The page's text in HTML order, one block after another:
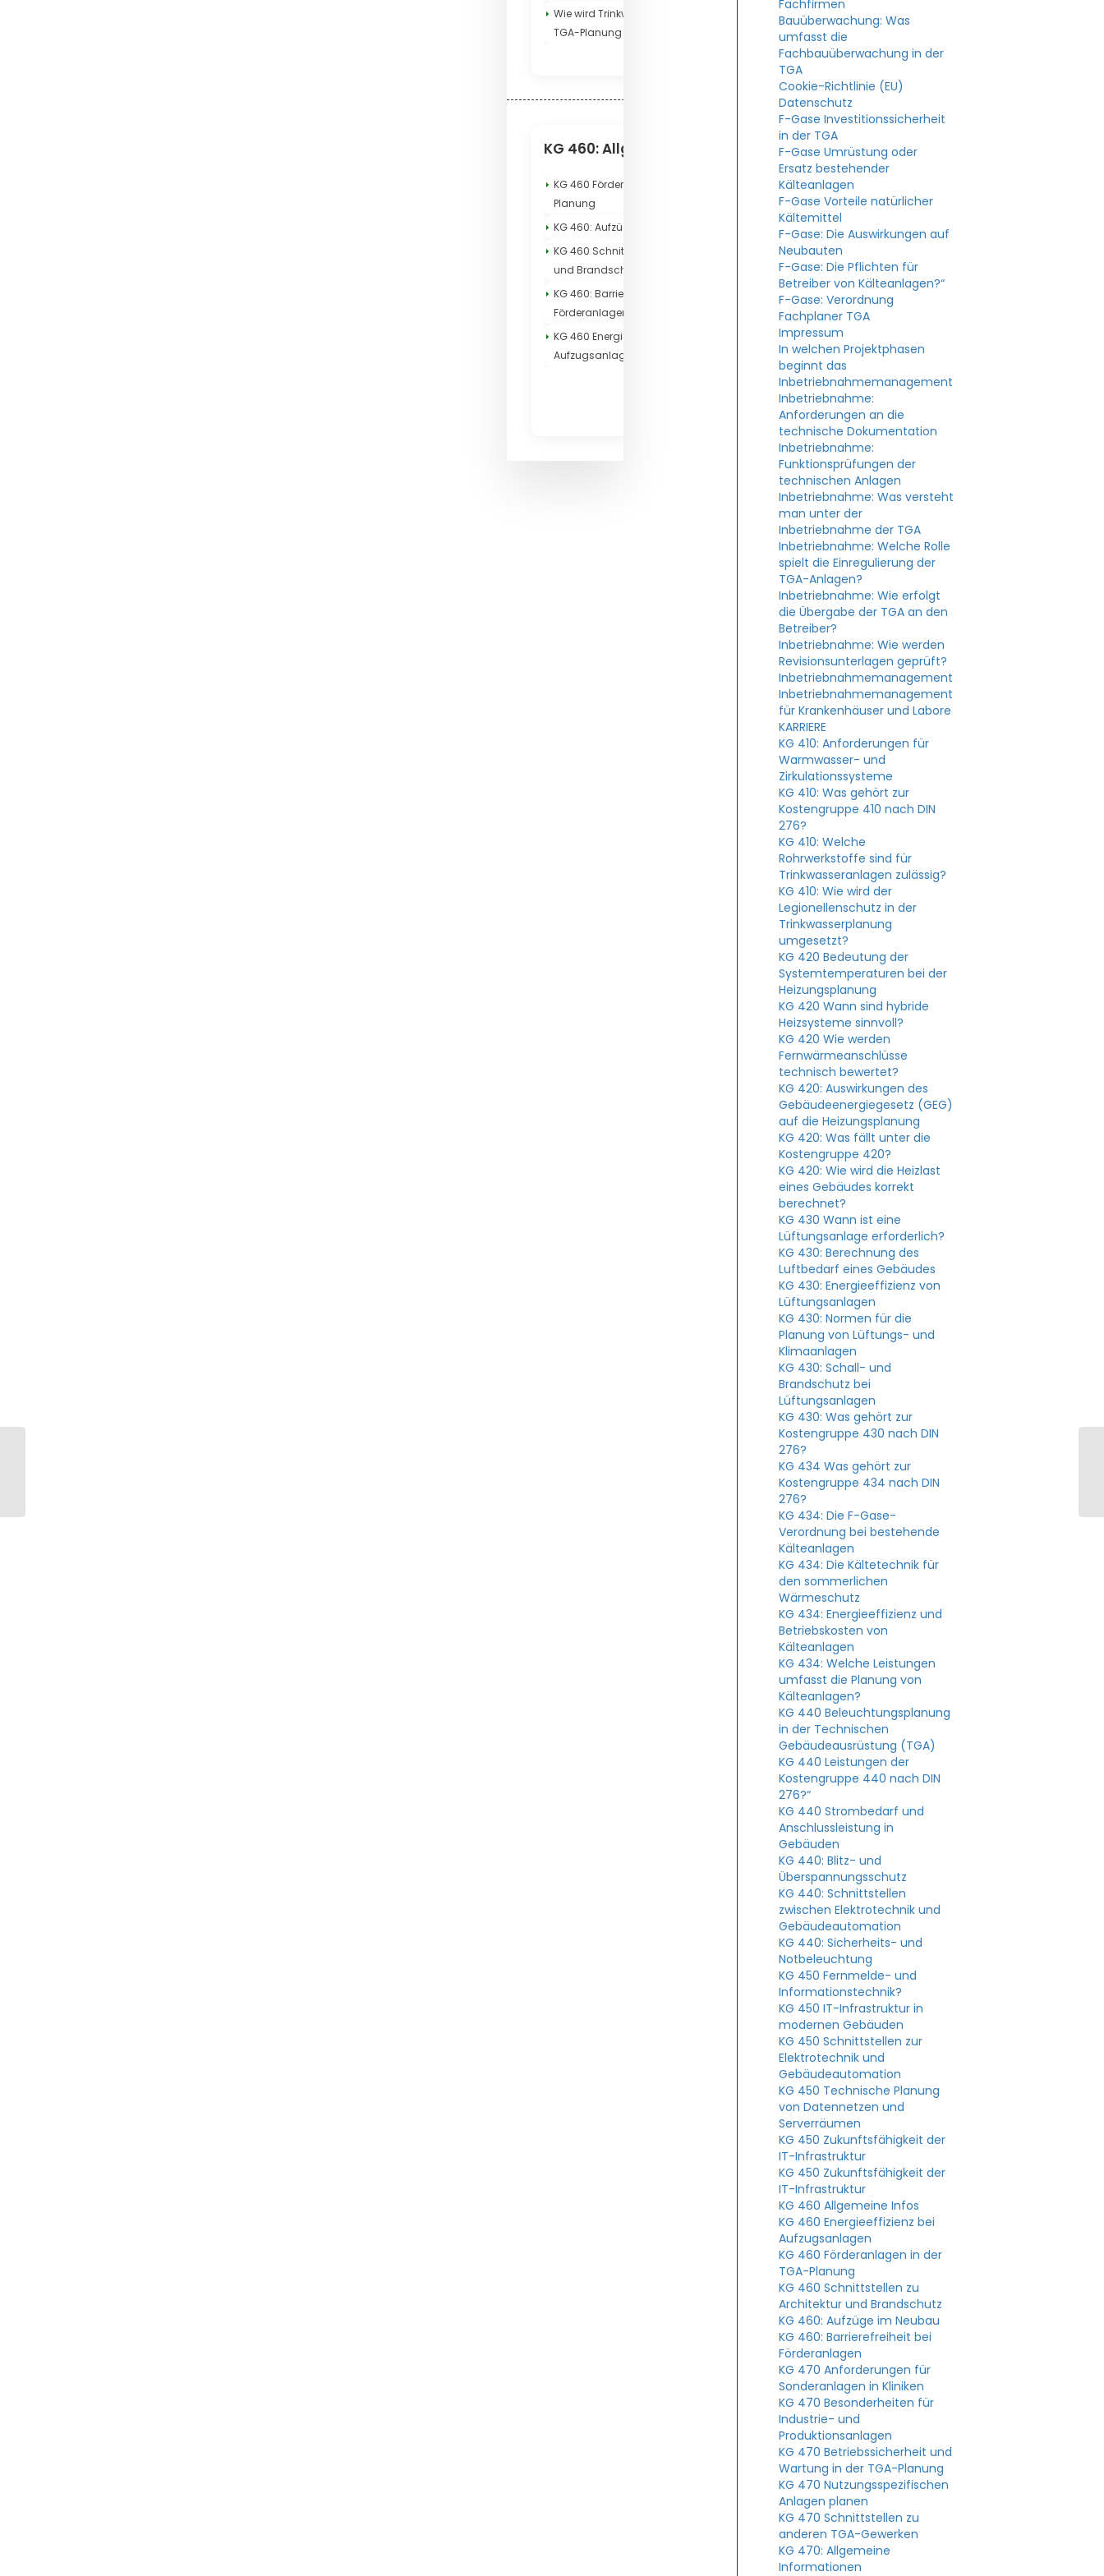
Wie wird Trinkwasserhygiene in der
TGA-Planung sichergestellt?
KG 420: Auswirkungen des
Gebäudeenergiegesetz (GEG) auf die
Heizungsplanung
KG 460: Allgemeine Infos
KG 460 Förderanlagen in der TGA-
Planung
KG 460: Aufzüge im Neubau
KG 460 Schnittstellen zu Architektur
und Brandschutz
KG 460: Barrierefreiheit bei
Förderanlagen
KG 460 Energieeffizienz bei
Aufzugsanlagen
KG 470: Allgemeine Infos
KG 470 Anforderungen für
Sonderanlagen in Kliniken
KG 470 Nutzungsspezifischen Anlagen
planen
KG 470 Besonderheiten für Industrie-
und Produktionsanlagen
KG 470 Schnittstellen zu anderen TGA-
Gewerken
KG 470 Betriebssicherheit und
Wartung in der TGA-Planung
Fachfirmen
Bauüberwachung: Was
umfasst die
Fachbauüberwachung in der
TGA
Cookie-Richtlinie (EU)
Datenschutz
F-Gase Investitionssicherheit
in der TGA
F-Gase Umrüstung oder
Ersatz bestehender
Kälteanlagen
F-Gase Vorteile natürlicher
Kältemittel
F-Gase: Die Auswirkungen auf
Neubauten
F-Gase: Die Pflichten für
Betreiber von Kälteanlagen?“
F-Gase: Verordnung
Fachplaner TGA
Impressum
In welchen Projektphasen
beginnt das
Inbetriebnahmemanagement
Inbetriebnahme:
Anforderungen an die
technische Dokumentation
Inbetriebnahme:
Funktionsprüfungen der
technischen Anlagen
Inbetriebnahme: Was versteht
man unter der
Inbetriebnahme der TGA
Inbetriebnahme: Welche Rolle
spielt die Einregulierung der
TGA-Anlagen?
Inbetriebnahme: Wie erfolgt
die Übergabe der TGA an den
Betreiber?
Inbetriebnahme: Wie werden
Revisionsunterlagen geprüft?
Inbetriebnahmemanagement
Inbetriebnahmemanagement
für Krankenhäuser und Labore
KARRIERE
KG 410: Anforderungen für
Warmwasser- und
Zirkulationssysteme
KG 410: Was gehört zur
Kostengruppe 410 nach DIN
276?
KG 410: Welche
Rohrwerkstoffe sind für
Trinkwasseranlagen zulässig?
KG 410: Wie wird der
Legionellenschutz in der
Trinkwasserplanung
umgesetzt?
KG 420 Bedeutung der
Systemtemperaturen bei der
Heizungsplanung
KG 420 Wann sind hybride
Heizsysteme sinnvoll?
KG 420 Wie werden
Fernwärmeanschlüsse
technisch bewertet?
KG 420: Auswirkungen des
Gebäudeenergiegesetz (GEG)
auf die Heizungsplanung
KG 420: Was fällt unter die
Kostengruppe 420?
KG 420: Wie wird die Heizlast
eines Gebäudes korrekt
berechnet?
KG 430 Wann ist eine
Lüftungsanlage erforderlich?
KG 430: Berechnung des
Luftbedarf eines Gebäudes
KG 430: Energieeffizienz von
Lüftungsanlagen
KG 430: Normen für die
Planung von Lüftungs- und
Klimaanlagen
KG 430: Schall- und
Brandschutz bei
Lüftungsanlagen
KG 430: Was gehört zur
Kostengruppe 430 nach DIN
276?
KG 434 Was gehört zur
Kostengruppe 434 nach DIN
276?
KG 434: Die F-Gase-
Verordnung bei bestehende
Kälteanlagen
KG 434: Die Kältetechnik für
den sommerlichen
Wärmeschutz
KG 434: Energieeffizienz und
Betriebskosten von
Kälteanlagen
KG 434: Welche Leistungen
umfasst die Planung von
Kälteanlagen?
KG 440 Beleuchtungsplanung
in der Technischen
Gebäudeausrüstung (TGA)
KG 440 Leistungen der
Kostengruppe 440 nach DIN
276?“
KG 440 Strombedarf und
Anschlussleistung in
Gebäuden
KG 440: Blitz- und
Überspannungsschutz
KG 440: Schnittstellen
zwischen Elektrotechnik und
Gebäudeautomation
KG 440: Sicherheits- und
Notbeleuchtung
KG 450 Fernmelde- und
Informationstechnik?
KG 450 IT-Infrastruktur in
modernen Gebäuden
KG 450 Schnittstellen zur
Elektrotechnik und
Gebäudeautomation
KG 450 Technische Planung
von Datennetzen und
Serverräumen
KG 450 Zukunftsfähigkeit der
IT-Infrastruktur
KG 450 Zukunftsfähigkeit der
IT-Infrastruktur
KG 460 Allgemeine Infos
KG 460 Energieeffizienz bei
Aufzugsanlagen
KG 460 Förderanlagen in der
TGA-Planung
KG 460 Schnittstellen zu
Architektur und Brandschutz
KG 460: Aufzüge im Neubau
KG 460: Barrierefreiheit bei
Förderanlagen
KG 470 Anforderungen für
Sonderanlagen in Kliniken
KG 470 Besonderheiten für
Industrie- und
Produktionsanlagen
KG 470 Betriebssicherheit und
Wartung in der TGA-Planung
KG 470 Nutzungsspezifischen
Anlagen planen
KG 470 Schnittstellen zu
anderen TGA-Gewerken
KG 470: Allgemeine
Informationen